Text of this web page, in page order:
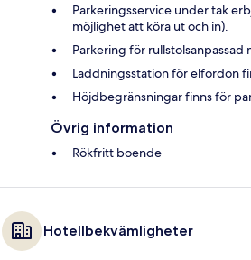
Parkeringsservice under tak
möjlighet att köra ut och in).
Parkering för rullstolsanpassad
Laddningsstation för elfordon
Höjdbegränsningar finns för
Övrig information
Rökfritt boende
Hotellbekvämligheter